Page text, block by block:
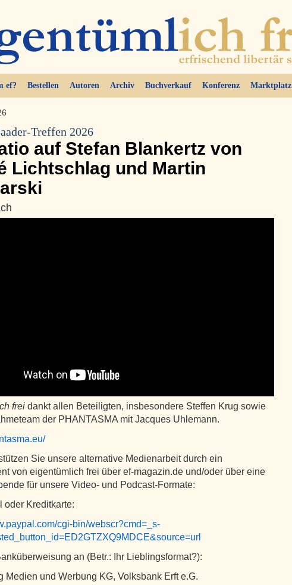
ef? Bestellen Autoren Archiv Buchverkauf Konferenz Marktplatz
Treffen 2026
auf Stefan Blankertz von
Lichtschlag und Martin
frei dankt allen Beteiligten, insbesondere Steffen Krug sowie
der PHANTASMA mit Jacques Uhlemann.
Sie unsere alternative Medienarbeit durch ein
von eigentümlich frei über ef-magazin.de und/oder über eine
für unsere Video- und Podcast-Formate:
oder Kreditkarte:
cgi-bin/webscr?cmd=_s-
an (Betr.: Ihr Lieblingsformat?):
Medien und Werbung KG, Volksbank Erft e.G.